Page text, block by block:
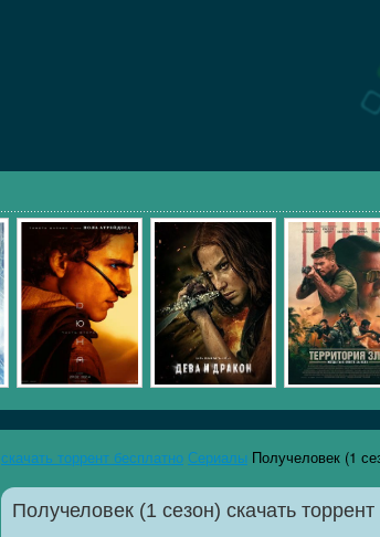
скачать торрент бесплатно Сериалы Получеловек (1
Получеловек (1 сезон) скачать торрент